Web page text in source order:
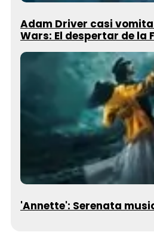
Adam Driver casi
Wars: El despertar de la
'Annette': Serenata